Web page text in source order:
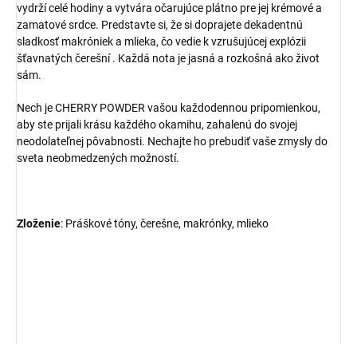
vydrží celé hodiny a vytvára očarujúce plátno pre jej krémové a
zamatové srdce. Predstavte si, že si doprajete dekadentnú
sladkosť makróniek a mlieka, čo vedie k vzrušujúcej explózii
šťavnatých čerešní . Každá nota je jasná a rozkošná ako život
sám.
Nech je CHERRY POWDER vašou každodennou pripomienkou,
aby ste prijali krásu každého okamihu, zahalenú do svojej
neodolateľnej pôvabnosti. Nechajte ho prebudiť vaše zmysly do
sveta neobmedzených možností.
Zloženie: Práškové tóny, čerešne, makrónky, mlieko